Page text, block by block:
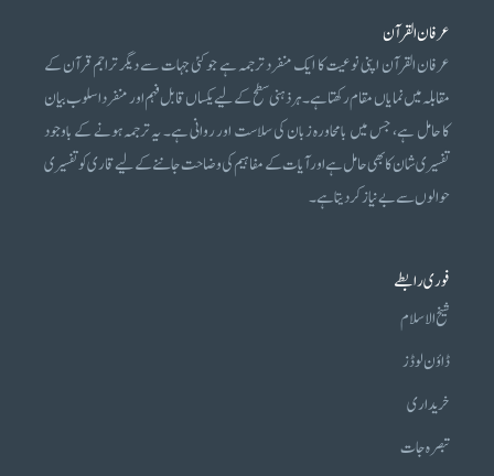
عرفان القرآن
عرفان القرآن اپنی نوعیت کا ایک منفرد ترجمہ ہے جو کئی جہات سے دیگر تراجم قرآن کے
مقابلہ میں نمایاں مقام رکھتا ہے۔ ہر ذہنی سطح کے لیے یکساں قابل فہم اور منفرد اسلوب بیان
کا حامل ہے، جس میں بامحاورہ زبان کی سلاست اور روانی ہے۔ یہ ترجمہ ہونے کے باوجود
تفسیری شان کا بھی حامل ہے اور آیات کے مفاہیم کی وضاحت جاننے کے لیے قاری کو تفسیری
حوالوں سے بے نیاز کر دیتا ہے۔
فوری رابطے
شیخ الاسلام
ڈاؤن لوڈز
خریداری
تبصرہ جات